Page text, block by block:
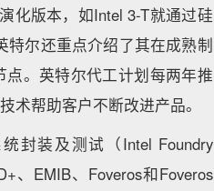
化版本，如Intel 3-T就通过硅
特尔还重点介绍了其在成熟制
。英特尔代工计划每两年推
术帮助客户不断改进产品。
封装及测试（Intel Foundry
、EMIB、Foveros和Foveros